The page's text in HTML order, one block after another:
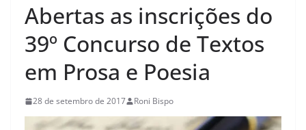
Abertas as inscrições do
39º Concurso de Textos
em Prosa e Poesia
28 de setembro de 2017 Roni Bispo